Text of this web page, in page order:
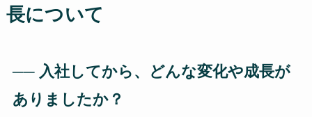
長について
── 入社してから、どんな変化や成長が
ありましたか？